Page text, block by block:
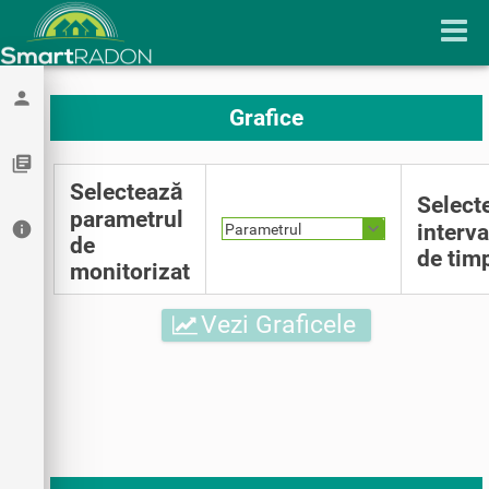
person
library_books
info
Grafice
Selectează
parametrul
de
monitorizat
Parametrul
de
Vezi Graficele